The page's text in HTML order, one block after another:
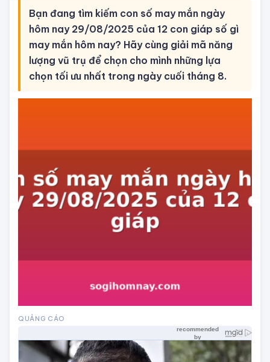
Bạn đang tìm kiếm con số may mắn ngày
hôm nay 29/08/2025 của 12 con giáp số gì
may mắn hôm nay? Hãy cùng giải mã năng
lượng vũ trụ để chọn cho mình những lựa
chọn tối ưu nhất trong ngày cuối tháng 8.